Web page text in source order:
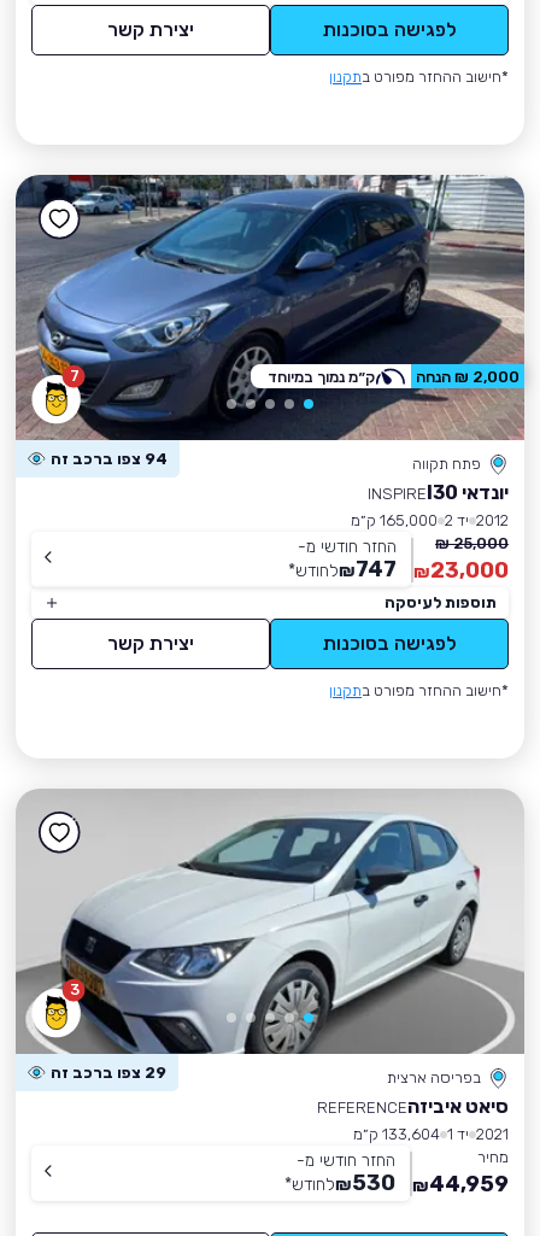
לפגישה בסוכנות יצירת קשר
*חישוב ההחזר מפורט בתקנון
7
פתח תקווה 94 צפו ברכב זה
יונדאי I30
INSPIRE
2012 יד 2
165,000 ק״מ
25,000 ₪
23,000
₪
החזר חודשי מ-
747
₪לחודש*
תוספות לעיסקה
לפגישה בסוכנות יצירת קשר
*חישוב ההחזר מפורט בתקנון
2,000 ₪ הנחה ק״מ נמוך במיוחד
3
בפריסה ארצית 29 צפו ברכב זה
סיאט איביזהREFERENCE
2021 יד 1
133,604 ק״מ
מחיר
44,959
₪
החזר חודשי מ-
530
₪לחודש*